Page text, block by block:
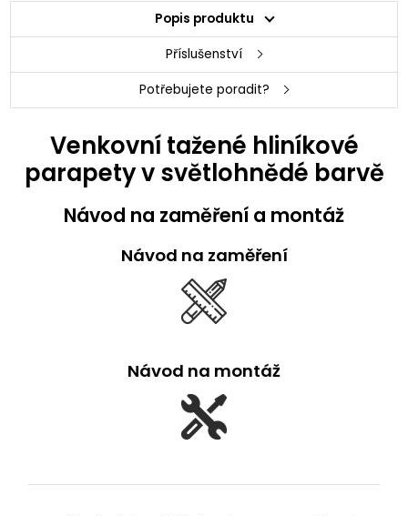
Popis produktu
Příslušenství
Potřebujete poradit?
Venkovní tažené hliníkové
parapety v světlohnědé barvě
Návod na zaměření a montáž
Návod na zaměření
Návod na montáž